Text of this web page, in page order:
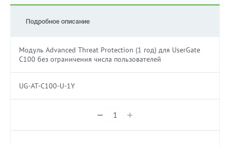
Подробное описание
Модуль Advanced Threat Protection (1 год) для UserGate
C100 без ограничения числа пользователей
UG-AT-C100-U-1Y